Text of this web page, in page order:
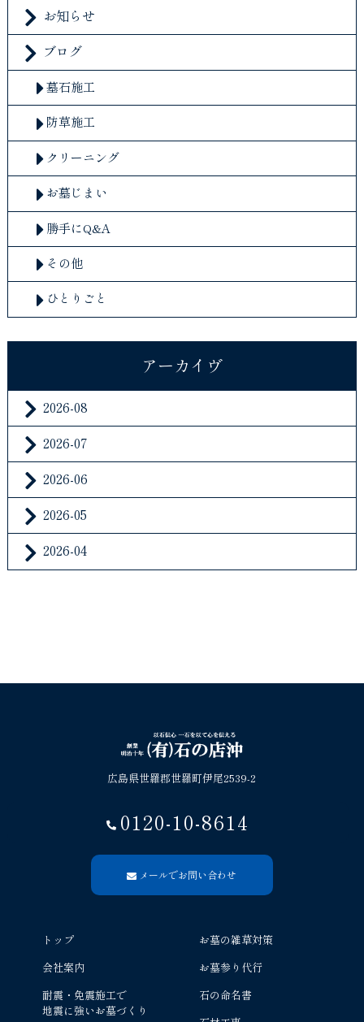
お知らせ
ブログ
墓石施工
防草施工
クリーニング
お墓じまい
勝手にQ&A
その他
ひとりごと
アーカイヴ
2026-08
2026-07
2026-06
2026-05
2026-04
広島県世羅郡世羅町伊尾2539-2
0120-10-8614
メールでお問い合わせ
トップ
会社案内
耐震・免震施工で
地震に強いお墓づくり
お墓の雑草対策
お墓参り代行
石の命名書